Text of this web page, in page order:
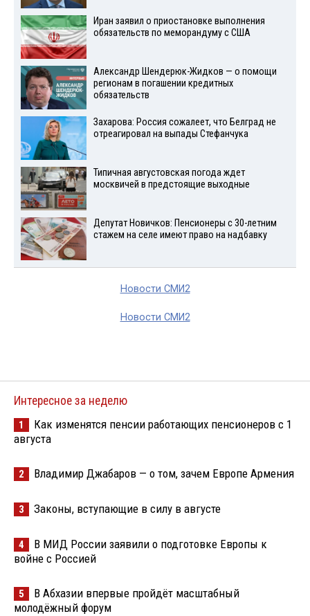
Иран заявил о приостановке выполнения
обязательств по меморандуму с США
Александр Шендерюк-Жидков — о помощи
регионам в погашении кредитных
обязательств
Захарова: Россия сожалеет, что Белград не
отреагировал на выпады Стефанчука
Типичная августовская погода ждет
москвичей в предстоящие выходные
Депутат Новичков: Пенсионеры с 30-летним
стажем на селе имеют право на надбавку
Новости СМИ2
Новости СМИ2
Интересное за неделю
1
Как изменятся пенсии работающих пенсионеров с 1
августа
2 Владимир Джабаров — о том, зачем Европе Армения
3 Законы, вступающие в силу в августе
4
В МИД России заявили о подготовке Европы к
войне с Россией
5
В Абхазии впервые пройдёт масштабный
молодёжный форум